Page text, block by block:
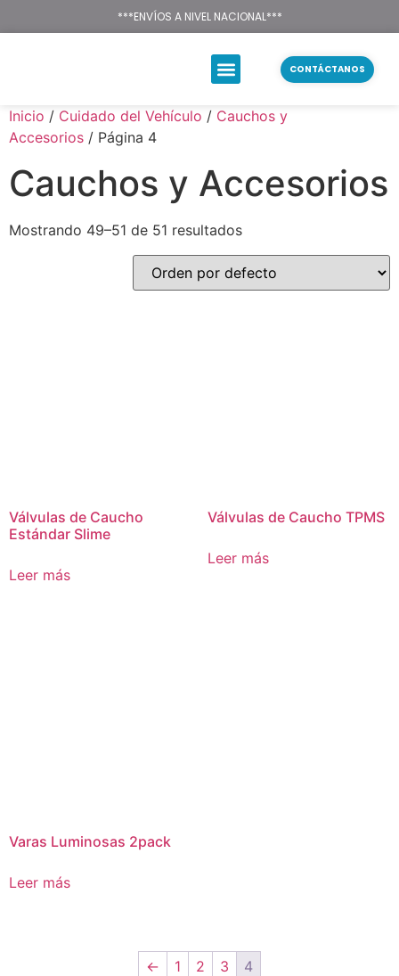
Texsal Venezuela –
***ENVÍOS A NIVEL NACIONAL***
CONTÁCTANOS
Inicio / Cuidado del Vehículo / Cauchos y
Accesorios / Página 4
Cauchos y Accesorios
Mostrando 49–51 de 51 resultados
Válvulas de Caucho
Estándar Slime
Leer más
Válvulas de Caucho TPMS
Leer más
Varas Luminosas 2pack
Leer más
← 1 2 3 4